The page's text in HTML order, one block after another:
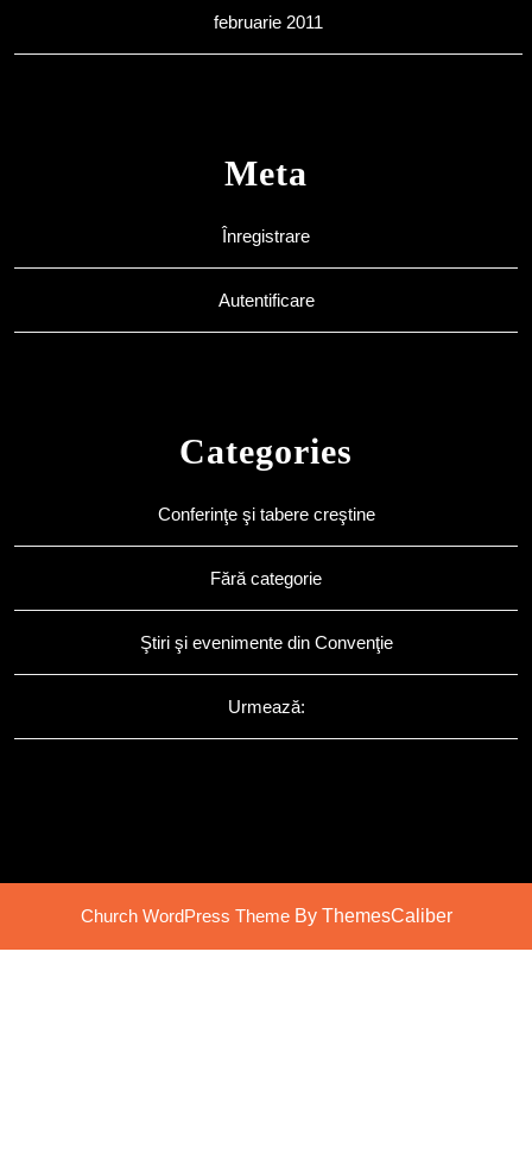
februarie 2011
Meta
Înregistrare
Autentificare
Categories
Conferinţe şi tabere creştine
Fără categorie
Ştiri şi evenimente din Convenţie
Urmează:
Church WordPress ThemeBy ThemesCaliber